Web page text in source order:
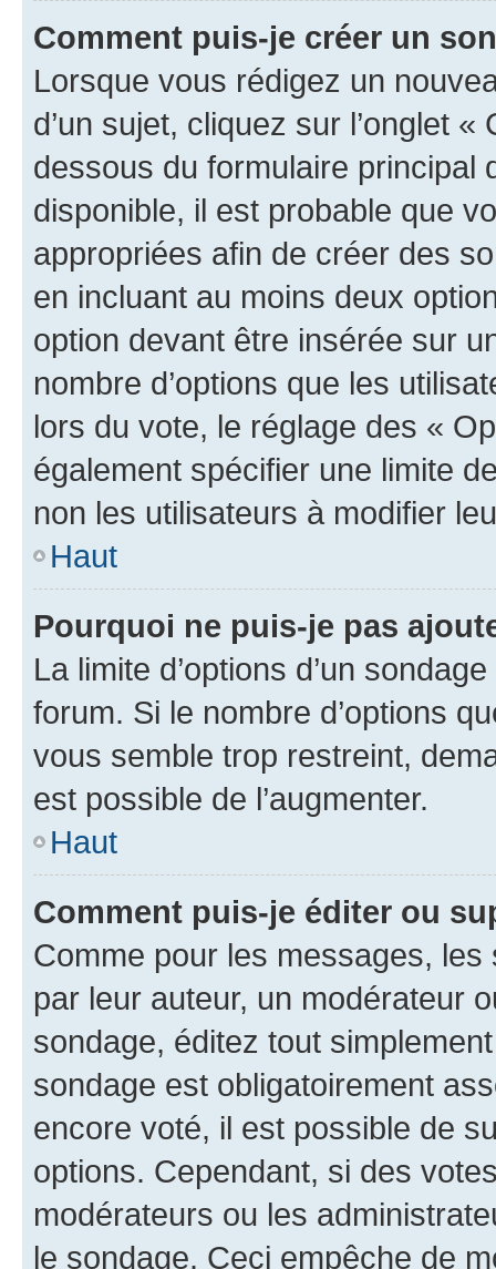
Comment puis-je créer un
Lorsque vous rédigez un
d’un sujet, cliquez sur l’onglet
dessous du formulaire principal
disponible, il est probable que
appropriées afin de créer des
en incluant au moins deux
option devant être insérée sur
nombre d’options que les
lors du vote, le réglage des «
également spécifier une limite
non les utilisateurs à modifier
Haut
Pourquoi ne puis-je pas
La limite d’options d’un
forum. Si le nombre d’options
vous semble trop restreint,
est possible de l’augmenter.
Haut
Comment puis-je éditer ou
Comme pour les messages,
par leur auteur, un modérateur
sondage, éditez tout
sondage est obligatoirement
encore voté, il est possible de
options. Cependant, si des
modérateurs ou les
le sondage. Ceci empêche de